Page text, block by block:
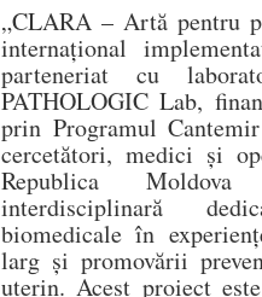
„CLARA – Artă pentru
internațional
parteneriat cu
PATHOLOGIC Lab,
prin Programul
cercetători, medici și
Republica
interdisciplinară
biomedicale în
larg și promovării
uterin. Acest proiect